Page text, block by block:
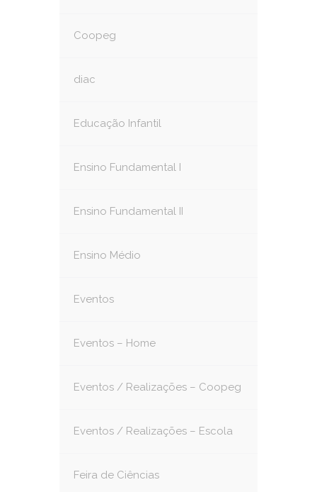
Coopeg
diac
Educação Infantil
Ensino Fundamental I
Ensino Fundamental II
Ensino Médio
Eventos
Eventos – Home
Eventos / Realizações – Coopeg
Eventos / Realizações – Escola
Feira de Ciências